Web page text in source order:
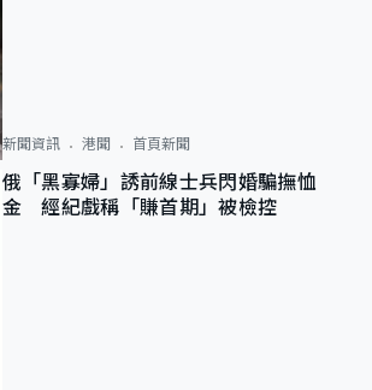
新聞資訊 港聞 首頁新聞
俄「黑寡婦」誘前線士兵閃婚騙撫恤
金 經紀戲稱「賺首期」被檢控